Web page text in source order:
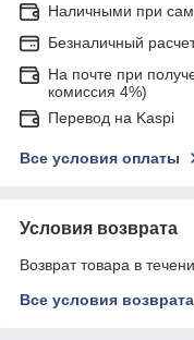
Наличными при
Безналичный
На почте при
комиссия 4%)
Перевод на Kaspi
Все условия оплаты
Условия возврата
Возврат товара в
Все условия возврата